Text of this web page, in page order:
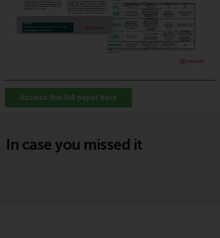
verpflichtet, sich über solche
Einschränkungen zu informieren
und diese zu beachten. Auf dieser
Website erwähnte Produkte oder
Dienstleistungen sind nur für den
Gerichtsbarkeiten bestimmt, in
denen und an diejenigen
Personen, denen das Anbieten
Access the full paper here
In case you missed it